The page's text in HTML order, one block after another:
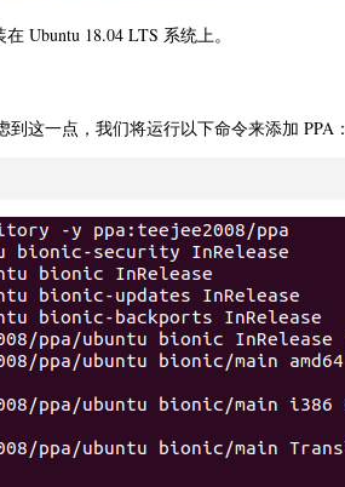
Ubuntu 18.04 LTS 系统上。
这一点，我们将运行以下命令来添加 PPA：